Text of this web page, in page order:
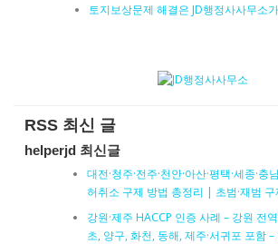
토지보상문제 해결은 JD행정사사무소
RSS 최신 글
helperjd 최신글
대전·청주·전주·천안·아산·평택·세종·
허취소 구제 방법 총정리 | 초범·재범
강원·제주 HACCP 인증 사례 – 강원 전
초, 양구, 화천, 동해, 제주·서귀포 포함